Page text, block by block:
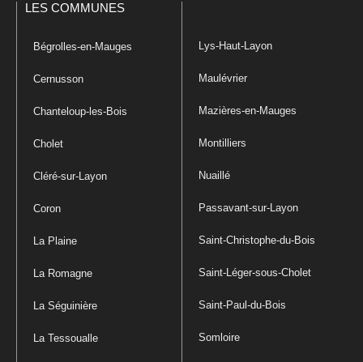
LES COMMUNES
Bégrolles-en-Mauges
Cernusson
Chanteloup-les-Bois
Cholet
Cléré-sur-Layon
Coron
La Plaine
La Romagne
La Séguinière
La Tessoualle
Lys-Haut-Layon
Maulévrier
Mazières-en-Mauges
Montilliers
Nuaillé
Passavant-sur-Layon
Saint-Christophe-du-Bois
Saint-Léger-sous-Cholet
Saint-Paul-du-Bois
Somloire